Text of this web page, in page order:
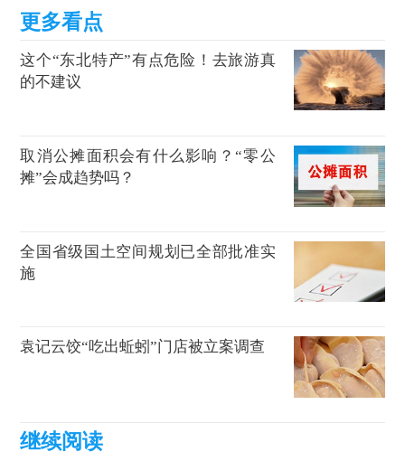
这个“东北特产”有点危险！去旅游真
的不建议
取消公摊面积会有什么影响？“零公
摊”会成趋势吗？
全国省级国土空间规划已全部批准实
施
袁记云饺“吃出蚯蚓”门店被立案调查